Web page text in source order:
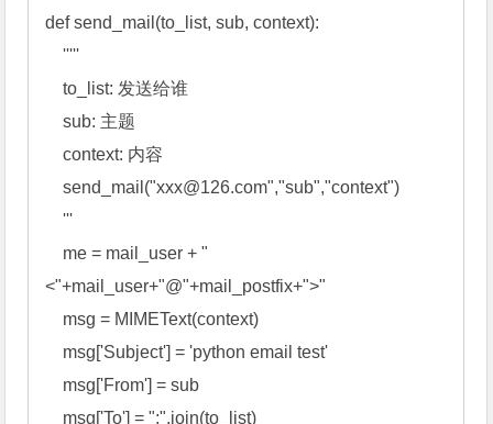
def send_mail(to_list, sub, context):
    '''''
    to_list: 发送给谁
    sub: 主题
    context: 内容
    send_mail("
xxx@126.com","sub","context")
    '''
<"+mail_user+"@"+mail_postfix+">"